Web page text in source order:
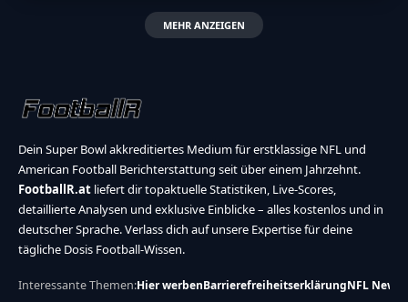
MEHR ANZEIGEN
Dein Super Bowl akkreditiertes Medium für erstklassige NFL und
American Football Berichterstattung seit über einem Jahrzehnt.
FootballR.at liefert dir topaktuelle Statistiken, Live-Scores,
detaillierte Analysen und exklusive Einblicke – alles kostenlos und in
deutscher Sprache. Verlass dich auf unsere Expertise für deine
tägliche Dosis Football-Wissen.
Interessante Themen:Hier werbenBarrierefreiheitserklärungNFL News